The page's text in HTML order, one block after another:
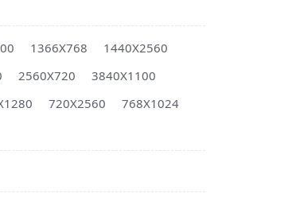
1366X768
1440X2560
2560X720
3840X1100
720X2560
768X1024